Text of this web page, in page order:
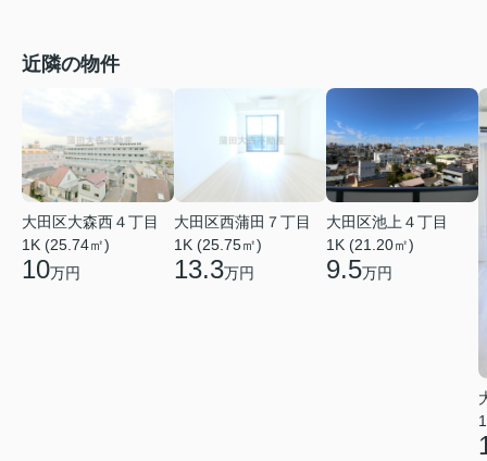
近隣の物件
大田区大森西４丁目
1K (25.74㎡)
10万円
大田区西蒲田７丁目
1K (25.75㎡)
13.3万円
大田区池上４丁目
1K (21.20㎡)
9.5万円